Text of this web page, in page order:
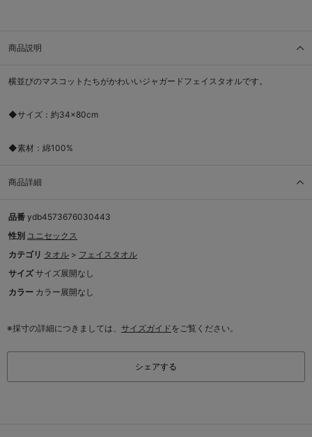
商品説明
横並びのマスコットたちがかわいいジャガードフェイスタオルです。
◆サイズ：約34×80cm
◆素材：綿100%
商品詳細
品番 ydb4573676030443
性別 ユニセックス
カテゴリ タオル > フェイスタオル
サイズ サイズ展開なし
カラー カラー展開なし
※採寸の詳細につきましては、 サイズガイドをご覧ください。
シェアする